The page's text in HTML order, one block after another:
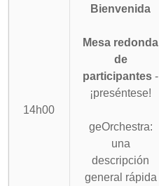
14h00
Bienvenida
Mesa redonda
de
participantes -
¡preséntese!
geOrchestra:
una
descripción
general rápida